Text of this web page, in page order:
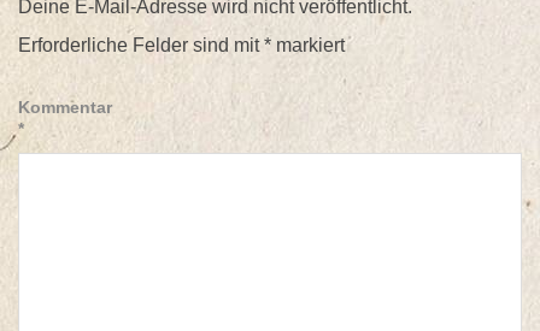
Deine E-Mail-Adresse wird nicht veröffentlicht.
Erforderliche Felder sind mit* markiert
Kommentar
*